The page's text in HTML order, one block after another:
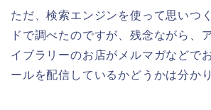
ただ、検索エンジンを使って思いつ
ドで調べたのですが、残念ながら、
イブラリーのお店がメルマガなどで
ールを配信しているかどうかは分か